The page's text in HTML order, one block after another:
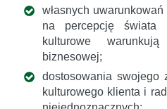
własnych
na percepcję
kulturowe
biznesowej;
dostosowania swojego
kulturowego klienta i